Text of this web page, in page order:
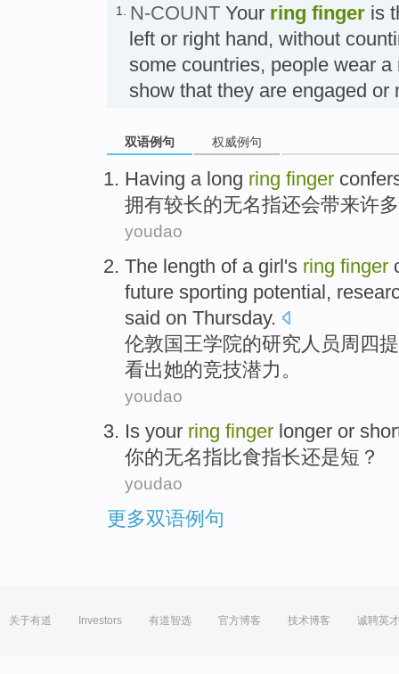
1. N-COUNT Your ring finger is
left or right hand, without
some countries, people wear
show that they are engaged or
双语例句 权威例句
Having a long ring finger
拥有较长的无名指还会带来许多
youdao
The length ofa girl's ring finger
future sporting potential,
said on Thursday.
伦敦国王学院的研究人员周四
看出她的竞技潜力 。
youdao
Is your ring finger longer or
你的无名指比食指长还是短 ？
youdao
更多双语例句
关于有道 Investors 有道智选 官方博客 技术博客 诚聘英才